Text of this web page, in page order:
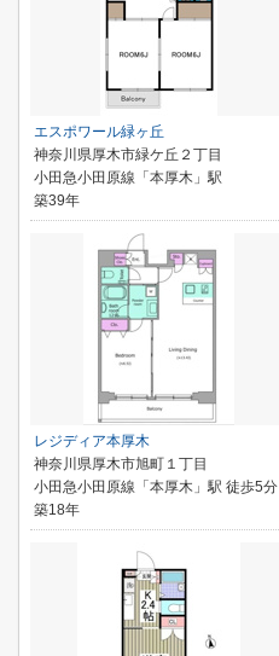
エスポワール緑ヶ丘
神奈川県厚木市緑ケ丘２丁目
小田急小田原線「本厚木」駅
築39年
レジディア本厚木
神奈川県厚木市旭町１丁目
小田急小田原線「本厚木」駅 徒歩5分
築18年